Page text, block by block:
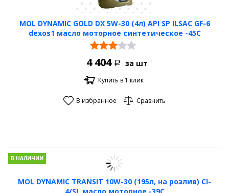
MOL DYNAMIC GOLD DX 5W-30 (4л) API SP ILSAC GF-6
dexos1 масло моторное синтетическое -45С
4 404 Р за шт
Купить в 1 клик
В избранное Сравнить
MOL DYNAMIC TRANSIT 10W-30 (195л, на розлив) CI-
В НАЛИЧИИ